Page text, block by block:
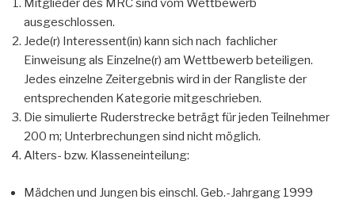
Mitglieder des MRC sind vom Wettbewerb
ausgeschlossen.
Jede(r) Interessent(in) kann sich nach fachlicher
Einweisung als Einzelne(r) am Wettbewerb beteiligen.
Jedes einzelne Zeitergebnis wird in der Rangliste der
entsprechenden Kategorie mitgeschrieben.
Die simulierte Ruderstrecke beträgt für jeden Teilnehmer
200 m; Unterbrechungen sind nicht möglich.
Alters- bzw. Klasseneinteilung:
Mädchen und Jungen bis einschl. Geb.-Jahrgang 1999